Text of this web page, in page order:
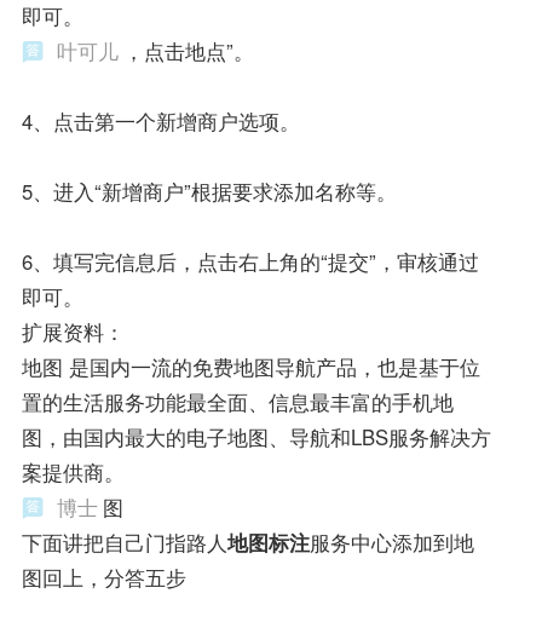
即可。
叶可儿 ，点击地点”。
4、点击第一个新增商户选项。
5、进入“新增商户”根据要求添加名称等。
6、填写完信息后，点击右上角的“提交”，审核通过
即可。
扩展资料：
地图 是国内一流的免费地图导航产品，也是基于位
置的生活服务功能最全面、信息最丰富的手机地
图，由国内最大的电子地图、导航和LBS服务解决方
案提供商。
博士 图
下面讲把自己门指路人地图标注服务中心添加到地
图回上，分答五步